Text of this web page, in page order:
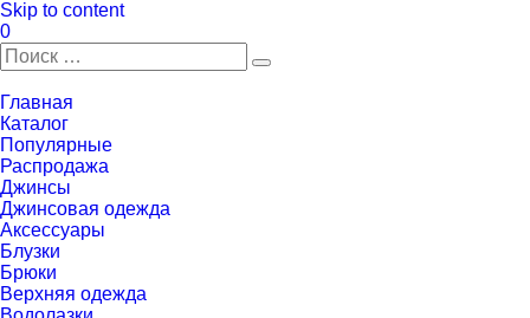
Skip to content
0
Главная
Каталог
Популярные
Распродажа
Джинсы
Джинсовая одежда
Аксессуары
Блузки
Брюки
Верхняя одежда